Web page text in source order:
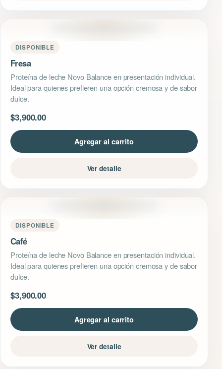
DISPONIBLE
Fresa
Proteína de leche Novo Balance en presentación individual.
Ideal para quienes prefieren una opción cremosa y de sabor
dulce.
$3,900.00
Agregar al carrito
Ver detalle
DISPONIBLE
Café
Proteína de leche Novo Balance en presentación individual.
Ideal para quienes prefieren una opción cremosa y de sabor
dulce.
$3,900.00
Agregar al carrito
Ver detalle